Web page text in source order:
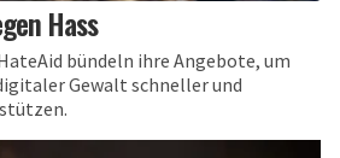
Hass
bündeln ihre Angebote, um
Gewalt schneller und